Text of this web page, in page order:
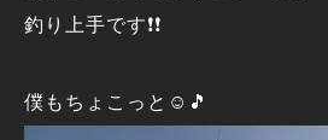
釣り上手です❗❗
僕もちょこっと☺️🎵